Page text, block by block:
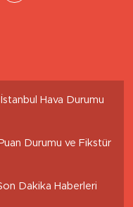
İstanbul Hava Durumu
Durumu ve Fikstür
Dakika Haberleri